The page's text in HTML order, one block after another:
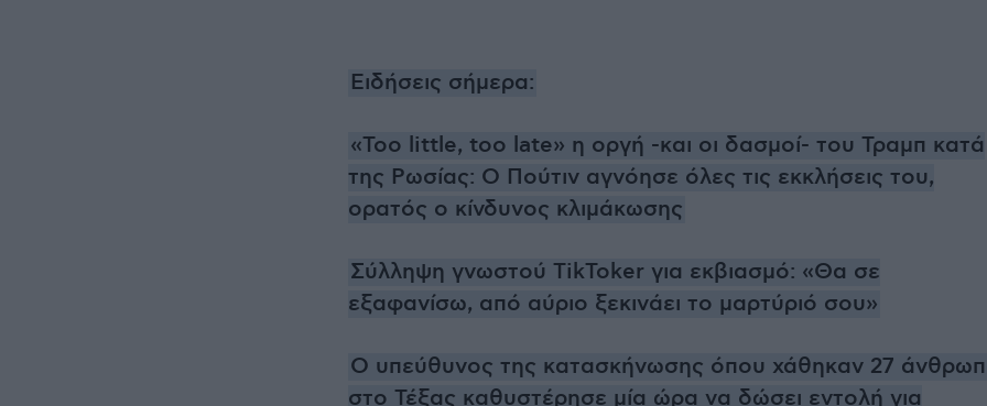
Ειδήσεις σήμερα:
«Too little, too late» η οργή -και οι δασμοί- του Τραμπ κατά
της Ρωσίας: Ο Πούτιν αγνόησε όλες τις εκκλήσεις του,
ορατός ο κίνδυνος κλιμάκωσης
Σύλληψη γνωστού TikToker για εκβιασμό: «Θα σε
εξαφανίσω, από αύριο ξεκινάει το μαρτύριό σου»
Ο υπεύθυνος της κατασκήνωσης όπου χάθηκαν 27
στο Τέξας καθυστέρησε μία ώρα να δώσει εντολή για